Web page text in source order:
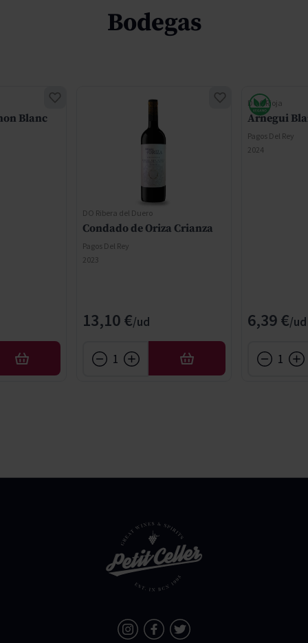
Bodegas
Blanc
AFEGIR
DO Ribera del Duero
Condado de Oriza Crianza
Pagos Del Rey
2023
13,10 €
AFEGIR
DOC Rioja
Arnegui
Pagos Del Rey
2024
6,39 €